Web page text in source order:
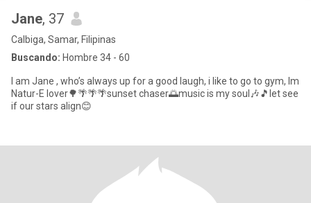
Jane, 37
Calbiga, Samar, Filipinas
Buscando: Hombre 34 - 60
I am Jane , who’s always up for a good laugh, i like to go to gym, Im
Natur-E lover🌳🌴🌴🌴sunset chaser🌅music is my soul🎶🎵let see
if our stars align😊